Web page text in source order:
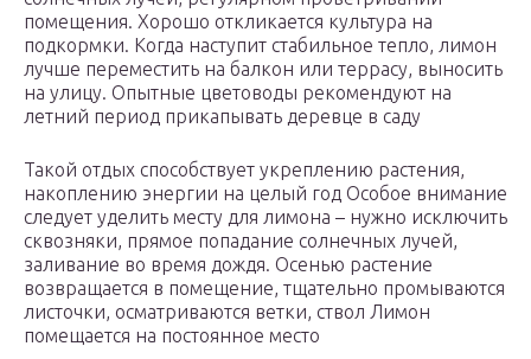
помещения. Хорошо откликается культура на
подкормки. Когда наступит стабильное тепло, лимон
лучше переместить на балкон или террасу, выносить
на улицу. Опытные цветоводы рекомендуют на
летний период прикапывать деревце в саду
Такой отдых способствует укреплению растения,
накоплению энергии на целый год Особое внимание
следует уделить месту для лимона – нужно исключить
сквозняки, прямое попадание солнечных лучей,
заливание во время дождя. Осенью растение
возвращается в помещение, тщательно промываются
листочки, осматриваются ветки, ствол Лимон
помещается на постоянное место